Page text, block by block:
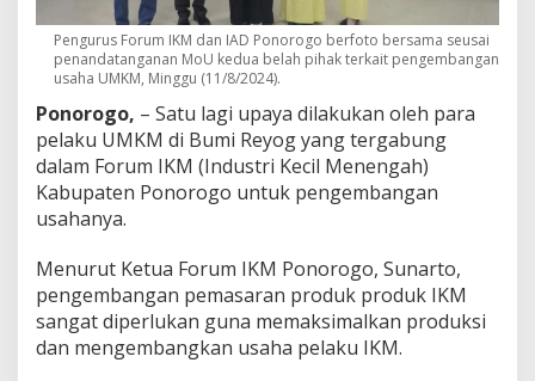
o
g
o
a
k
u
k
a
o
B
e
Pengurus Forum IKM dan IAD Ponorogo berfoto bersama seusai
penandatanganan MoU kedua belah pihak terkait pengembangan
usaha UMKM, Minggu (11/8/2024).
Ponorogo, – Satu lagi upaya dilakukan oleh para
pelaku UMKM di Bumi Reyog yang tergabung
dalam Forum IKM (Industri Kecil Menengah)
Kabupaten Ponorogo untuk pengembangan
usahanya.
Menurut Ketua Forum IKM Ponorogo, Sunarto,
pengembangan pemasaran produk produk IKM
sangat diperlukan guna memaksimalkan produksi
dan mengembangkan usaha pelaku IKM.